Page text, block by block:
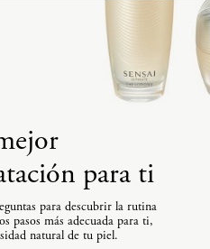
para ti
para descubrir la rutina
pasos más adecuada para ti,
natural de tu piel.